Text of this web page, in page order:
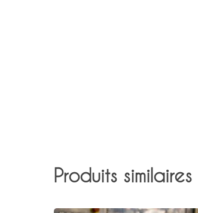
Produits similaires